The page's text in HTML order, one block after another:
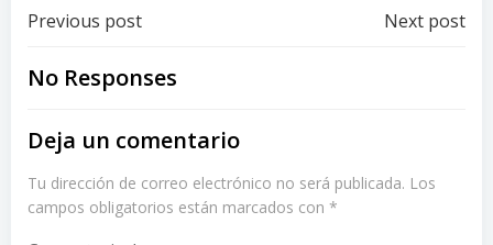
Post
navigation
Previous post Next post
No Responses
Deja un comentario
Tu dirección de correo electrónico no será publicada. Los
campos obligatorios están marcados con *